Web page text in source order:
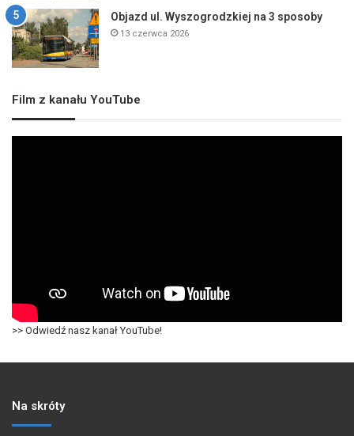
Objazd ul. Wyszogrodzkiej na 3 sposoby
13 czerwca 2026
Film z kanału YouTube
>> Odwiedź nasz kanał YouTube!
Na skróty